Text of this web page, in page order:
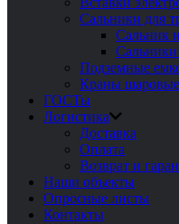
Сальники для
Сальник
Подземные
Краны
ГОСТы
Логистика
Доставка
Оплата
Возврат и
Наши объекты
Опросные листы
Контакты